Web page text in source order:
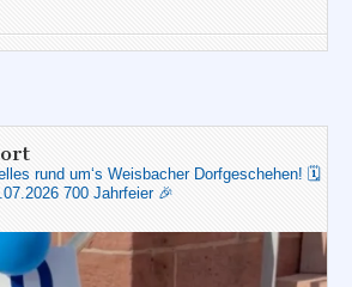
rund um‘s Weisbacher Dorfgeschehen! 🗓️
700 Jahrfeier 🎉